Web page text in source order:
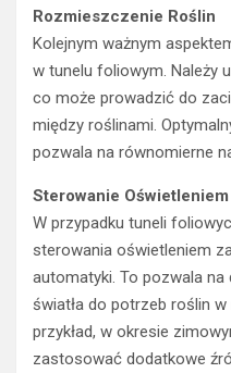
Kolejnym ważnym
w tunelu foliowym. Należy
co może prowadzić do
między roślinami.
pozwala na równomierne
W przypadku tuneli
sterowania oświetleniem
automatyki. To pozwala na
światła do potrzeb roślin
przykład, w okresie
zastosować dodatkowe
utrzymać odpowiednie